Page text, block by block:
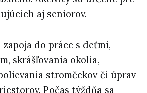
aj seniorov.
do práce s deťmi,
skrášľovania okolia,
stromčekov či úprav
Počas týždňa sa